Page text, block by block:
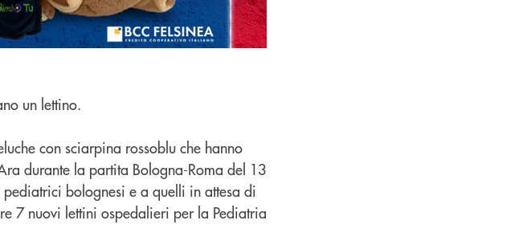
un lettino.
con sciarpina rossoblu che hanno
durante la partita Bologna-Roma del 13
bolognesi e a quelli in attesa di
7 nuovi lettini ospedalieri per la Pediatria